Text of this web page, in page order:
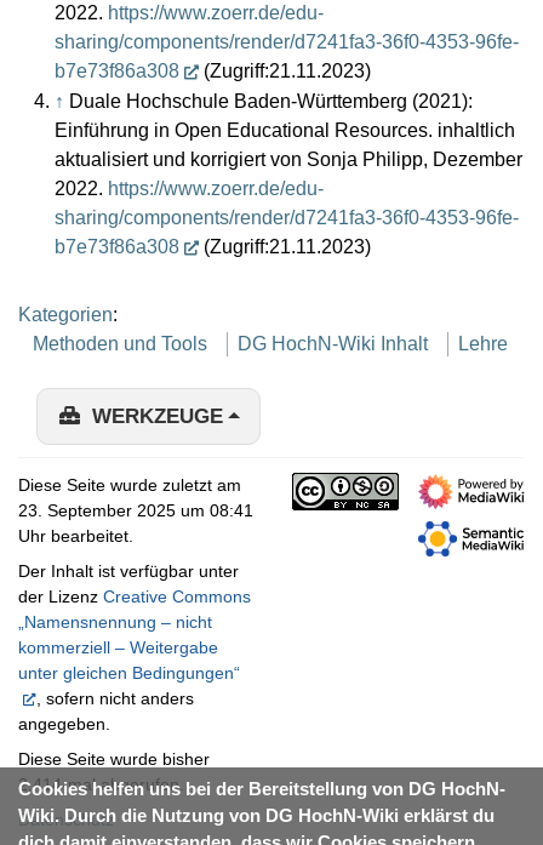
2022. https://www.zoerr.de/edu-
sharing/components/render/d7241fa3-36f0-4353-96fe-
b7e73f86a308
(Zugriff:21.11.2023)
↑ Duale Hochschule Baden-Württemberg (2021):
Einführung in Open Educational Resources. inhaltlich
aktualisiert und korrigiert von Sonja Philipp, Dezember
2022. https://www.zoerr.de/edu-
sharing/components/render/d7241fa3-36f0-4353-96fe-
b7e73f86a308
(Zugriff:21.11.2023)
Cookies helfen uns bei der Bereitstellung von DG HochN-
Wiki. Durch die Nutzung von DG HochN-Wiki erklärst du
Kategorien:
Methoden und Tools
DG HochN-Wiki Inhalt Lehre
WERKZEUGE
Diese Seite wurde zuletzt am
23. September 2025 um 08:41
Uhr bearbeitet.
Der Inhalt ist verfügbar unter
der Lizenz Creative Commons
„Namensnennung – nicht
kommerziell – Weitergabe
unter gleichen Bedingungen“
, sofern nicht anders
angegeben.
Diese Seite wurde bisher
2.414-mal abgerufen.
Datenschutz